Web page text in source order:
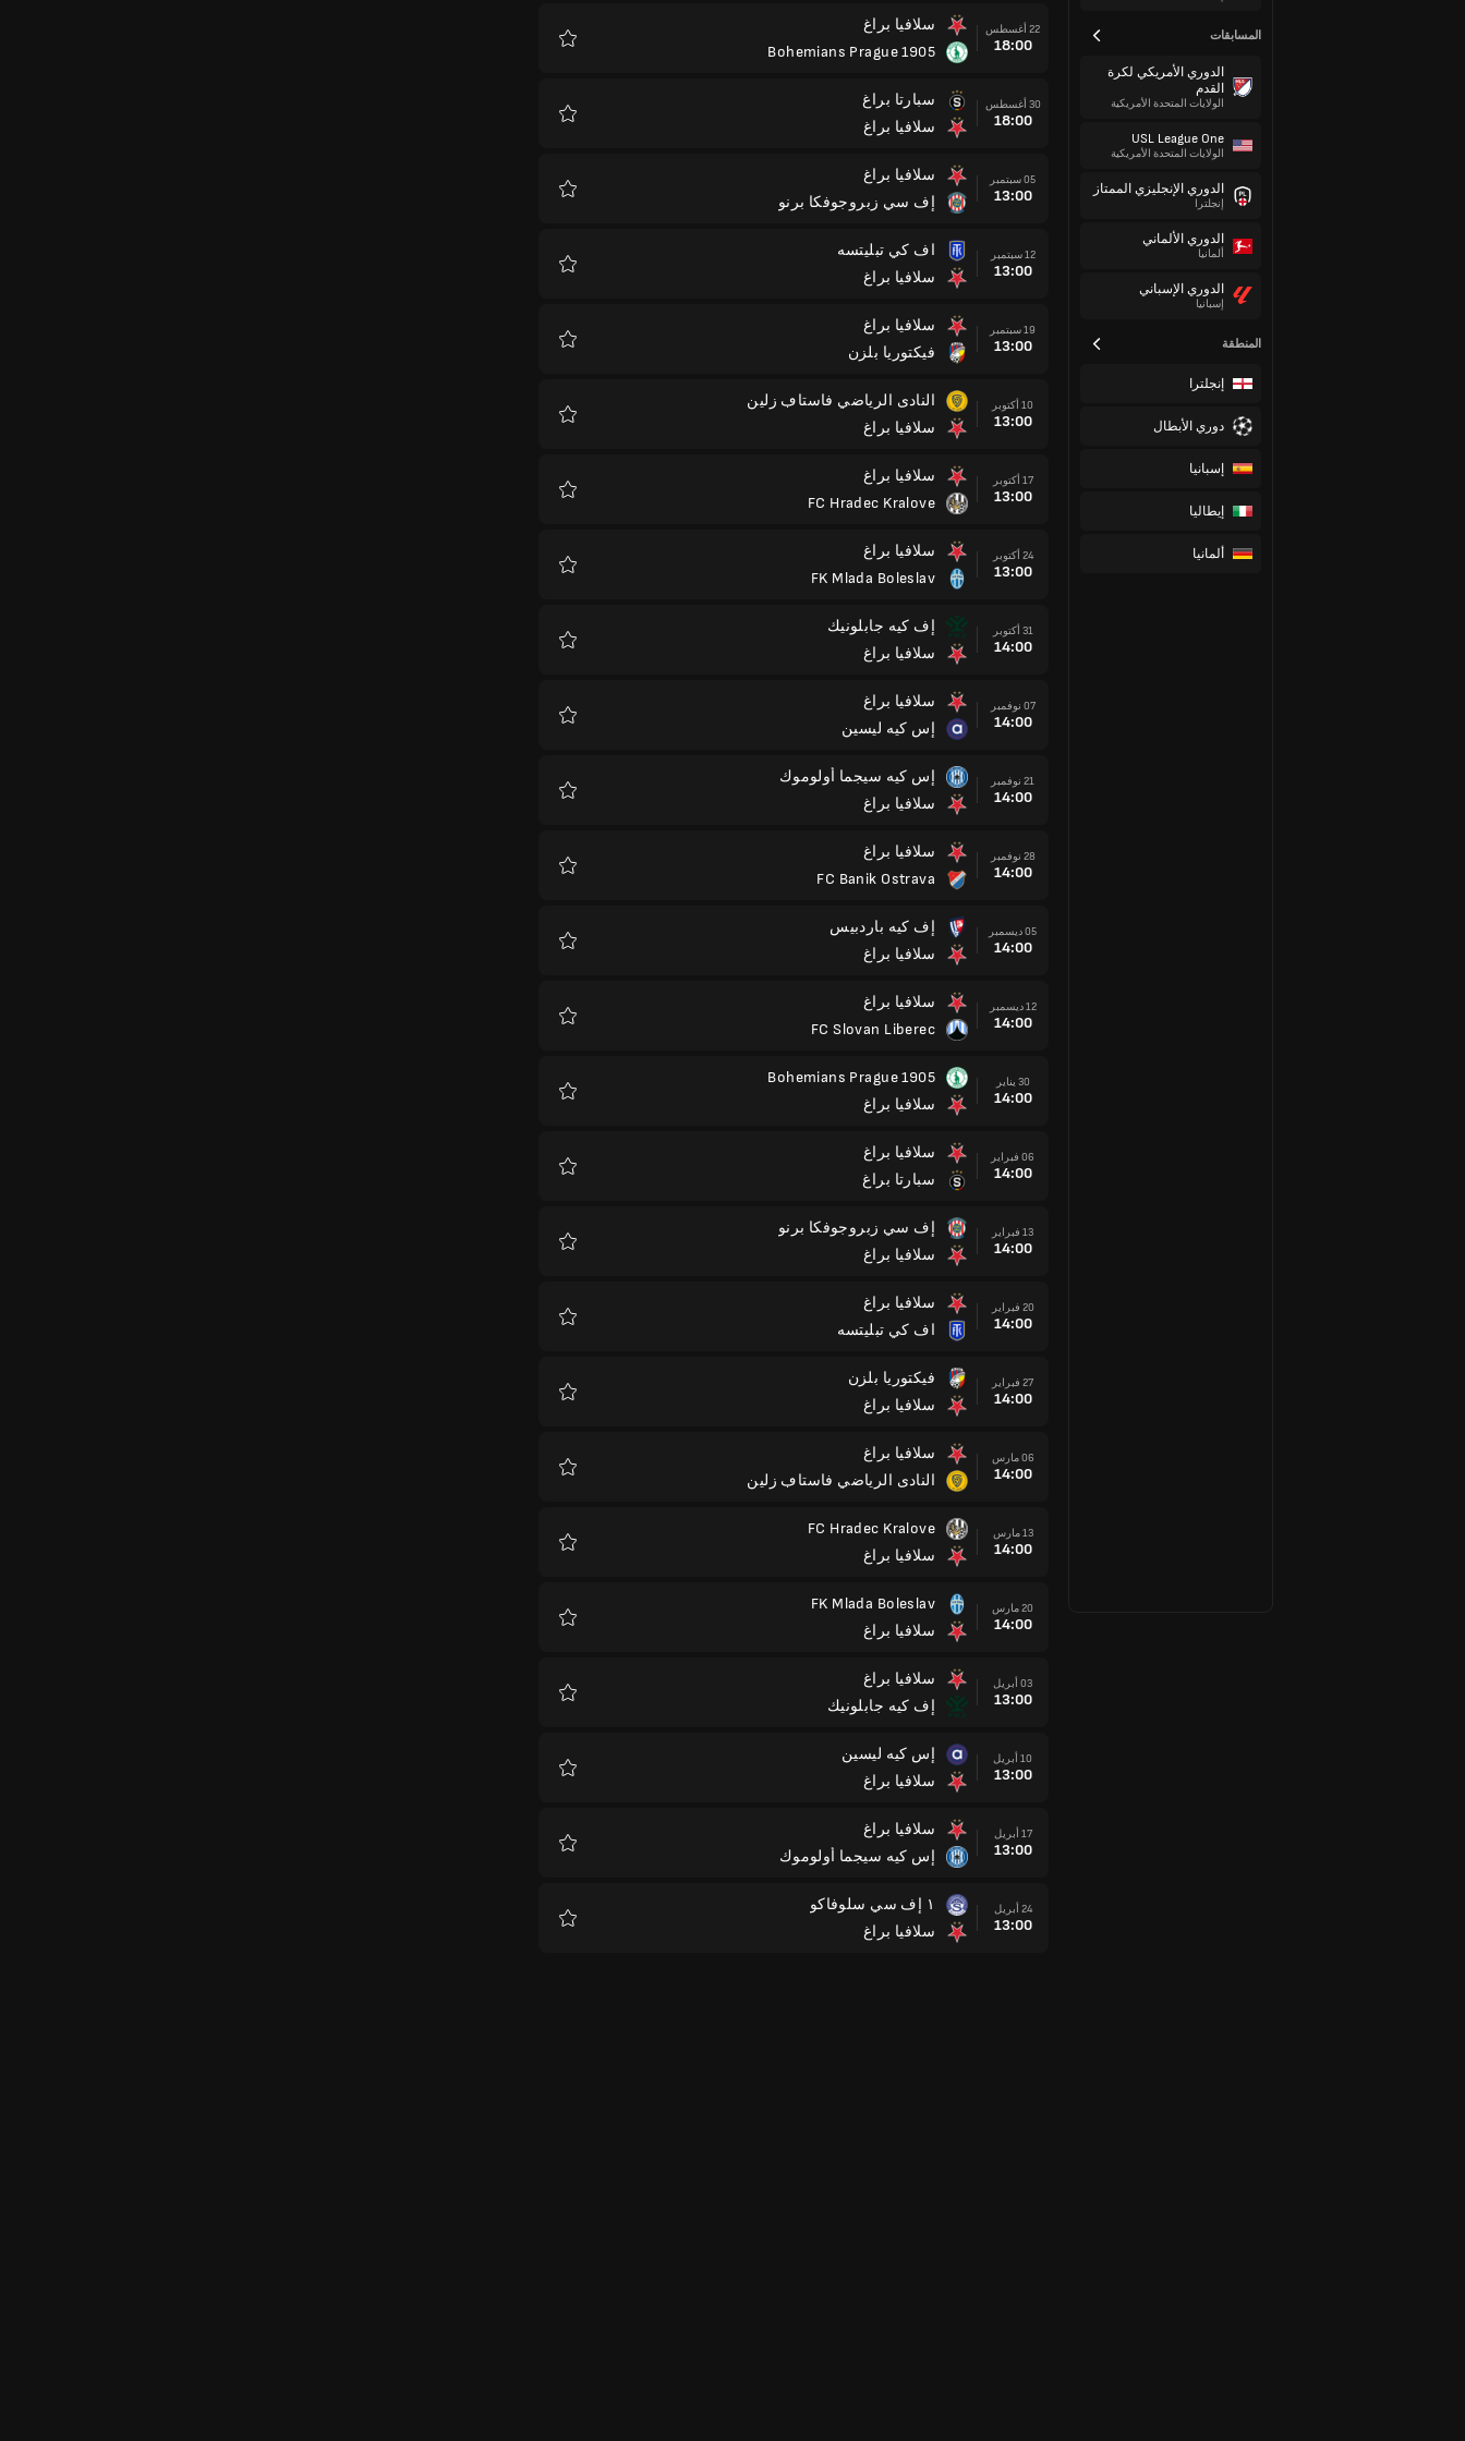
المسابقات
الدوري الأمريكي لكرة
القدم
الولايات المتحدة الأمريكية
USL League One
الولايات المتحدة الأمريكية
الدوري الإنجليزي الممتاز
إنجلترا
الدوري الألماني
ألمانيا
الدوري الإسباني
إسبانيا
المنطقة
إنجلترا
دوري الأبطال
إسبانيا
إيطاليا
ألمانيا
22 أغسطس
18:00
سلافيا براغ
Bohemians Prague 1905
30 أغسطس
18:00
سبارتا براغ
سلافيا براغ
05 سبتمبر
13:00
سلافيا براغ
إف سي زبروجوفكا برنو
12 سبتمبر
13:00
اف كي تبليتسه
سلافيا براغ
19 سبتمبر
13:00
سلافيا براغ
فيكتوريا بلزن
10 أكتوبر
13:00
النادى الرياضي فاستاڢ زلين
سلافيا براغ
17 أكتوبر
13:00
سلافيا براغ
FC Hradec Kralove
24 أكتوبر
13:00
سلافيا براغ
FK Mlada Boleslav
31 أكتوبر
14:00
إف كيه جابلونيك
سلافيا براغ
07 نوفمبر
14:00
سلافيا براغ
إس كيه ليسين
21 نوفمبر
14:00
إس كيه سيجما أولوموك
سلافيا براغ
28 نوفمبر
14:00
سلافيا براغ
FC Banik Ostrava
05 ديسمبر
14:00
إف كيه باردبيس
سلافيا براغ
12 ديسمبر
14:00
سلافيا براغ
FC Slovan Liberec
30 يناير
14:00
Bohemians Prague 1905
سلافيا براغ
06 فبراير
14:00
سلافيا براغ
سبارتا براغ
13 فبراير
14:00
إف سي زبروجوفكا برنو
سلافيا براغ
20 فبراير
14:00
سلافيا براغ
اف كي تبليتسه
27 فبراير
14:00
فيكتوريا بلزن
سلافيا براغ
06 مارس
14:00
سلافيا براغ
النادى الرياضي فاستاڢ زلين
13 مارس
14:00
FC Hradec Kralove
سلافيا براغ
20 مارس
14:00
FK Mlada Boleslav
سلافيا براغ
03 أبريل
13:00
سلافيا براغ
إف كيه جابلونيك
10 أبريل
13:00
إس كيه ليسين
سلافيا براغ
17 أبريل
13:00
سلافيا براغ
إس كيه سيجما أولوموك
24 أبريل
13:00
١ إف سي سلوفاكو
سلافيا براغ